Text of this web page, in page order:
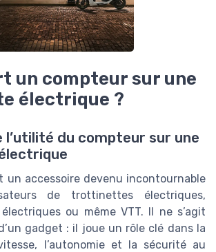
un compteur sur une
électrique ?
l’utilité du compteur sur une
un accessoire devenu incontournable
de trottinettes électriques,
ou même VTT. Il ne s’agit
gadget : il joue un rôle clé dans la
l’autonomie et la sécurité au